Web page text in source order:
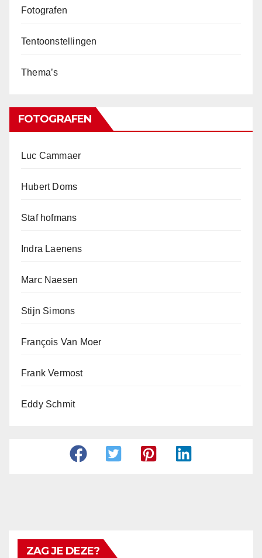
Fotografen
Tentoonstellingen
Thema’s
FOTOGRAFEN
Luc Cammaer
Hubert Doms
Staf hofmans
Indra Laenens
Marc Naesen
Stijn Simons
François Van Moer
Frank Vermost
Eddy Schmit
ZAG JE DEZE?